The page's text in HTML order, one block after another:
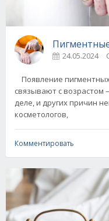
24.05.2024
Появление
связывают с возрастом
деле, и других причин
косметологов,
Комментировать